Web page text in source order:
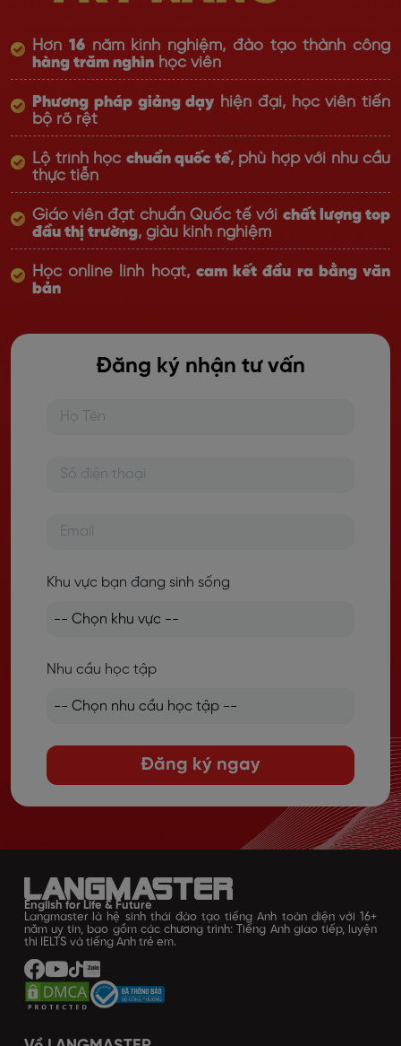
Hơn 16năm kinh nghiệm, đào tạo thành công
hàng trăm nghìn học viên
Phương pháp giảng dạy hiện đại, học viên tiến
bộ rõ rệt
Lộ trình học chuẩn quốc tế, phù hợp với nhu cầu
thực tiễn
Giáo viên đạt chuẩn Quốc tế với chất lượng top
đầu thị trường, giàu kinh nghiệm
Học online linh hoạt, cam kết đầu ra bằng văn
bản
Đăng ký nhận tư vấn
Khu vực bạn đang sinh sống
Nhu cầu học tập
Đăng ký ngay
English for Life & Future
Langmaster là hệ sinh thái đào tạo tiếng Anh toàn diện với 16+
năm uy tín, bao gồm các chương trình: Tiếng Anh giao tiếp, luyện
thi IELTS và tiếng Anh trẻ em.